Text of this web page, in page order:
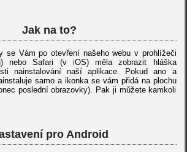
Jak na to?
se Vám po otevření našeho webu v prohlížeči
nebo Safari (v iOS) měla zobrazit hláška
nainstalování naší aplikace. Pokud ano a
samo a ikonka se vám přidá na plochu
poslední obrazovky). Pak ji můžete kamkoli
pro Android